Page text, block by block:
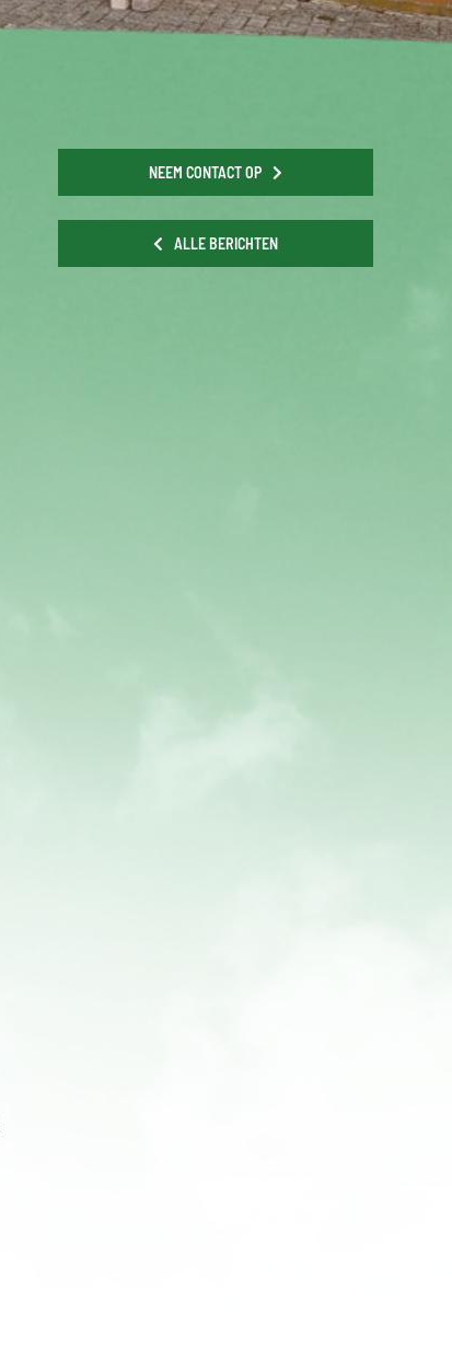
NEEM CONTACT OP
ALLE BERICHTEN